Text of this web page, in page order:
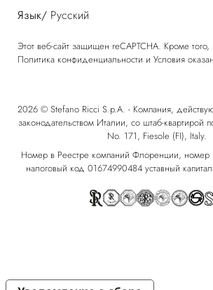
Язык/ Русский
Этот веб-сайт защищен reCAPTCHA. Кроме
Политика конфиденциальности и Условия
2026 © Stefano Ricci S.p.A. - Компания,
законодательством Италии, со штаб-квартирой
No. 171, Fiesole (FI), Italy.
Номер в Реестре компаний Флоренции,
налоговый код 01674990484 уставный